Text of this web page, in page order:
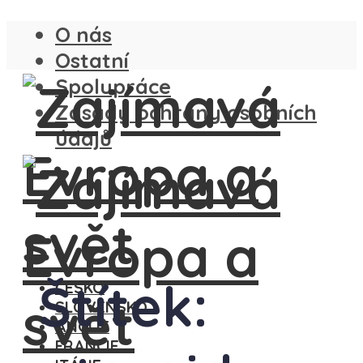
O nás
Ostatní
Spolupráce
Zásady ochrany osobních
údajů
ČESKO
SLOVENSKO
ANGLIE
FRANCIE
Štítek: